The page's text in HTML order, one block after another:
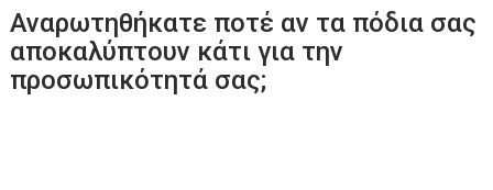
Αναρωτηθήκατε ποτέ αν τα πόδια σας
αποκαλύπτουν κάτι για την
προσωπικότητά σας;